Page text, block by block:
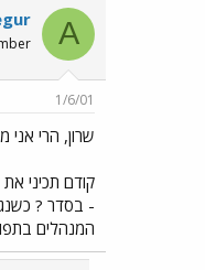
A
1/6/01
שרון, הרי אני
קודם תכיני
- בסדר ?
המנהלים